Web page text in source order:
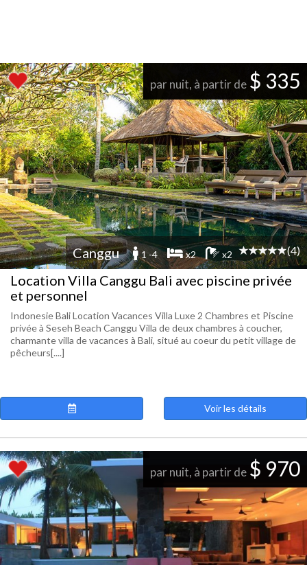
par nuit, à partir de $ 335
Canggu 1 -4 x2 x2 (4)
Location Villa Canggu Bali avec piscine privée
et personnel
Indonesie Bali Location Vacances Villa Luxe 2 Chambres et Piscine
privée à Seseh Beach Canggu Villa de deux chambres à coucher,
charmante villa de vacances à Bali, situé au coeur du petit village de
pêcheurs[....]
Voir les détails
par nuit, à partir de $ 970